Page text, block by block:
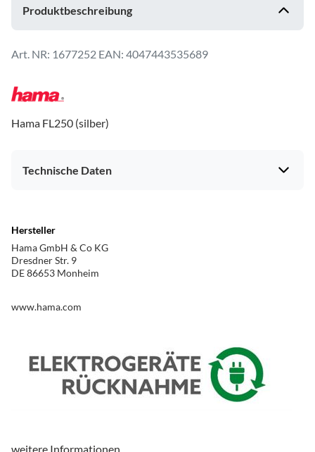
Produktbeschreibung
1677252 EAN: 4047443535689
Hama FL250 (silber)
Technische Daten
Länge (cm)
Leistungseigenschaften
Leuchten-Typ
Batterie-Leuchte
Hersteller
Hama GmbH & Co KG
Dresdner Str. 9
DE 86653 Monheim
www.hama.com
weitere Informationen